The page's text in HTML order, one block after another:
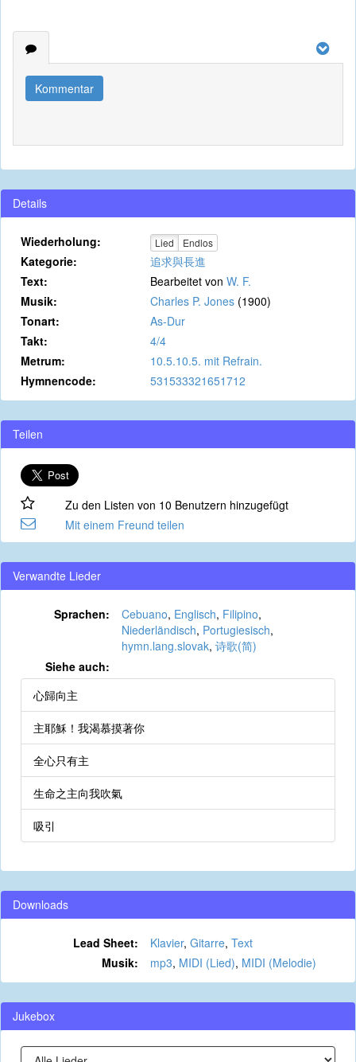
Kommentar
Details
Wiederholung: Lied Endlos
Kategorie:
追求與長進
Text:
Bearbeitet von W. F.
Musik:
Charles P. Jones (1900)
Tonart:
As-Dur
Takt:
4/4
Metrum:
10.5.10.5. mit Refrain.
Hymnencode:
531533321651712
Teilen
Zu den Listen von 10 Benutzern hinzugefügt
Mit einem Freund teilen
Verwandte Lieder
Sprachen: Cebuano, Englisch, Filipino,
Niederländisch, Portugiesisch,
hymn.lang.slovak, 诗歌(简)
Siehe auch:
心歸向主
主耶穌！我渴慕摸著你
全心只有主
生命之主向我吹氣
吸引
Downloads
Lead Sheet: Klavier, Gitarre, Text
Musik:
mp3, MIDI (Lied), MIDI (Melodie)
Jukebox